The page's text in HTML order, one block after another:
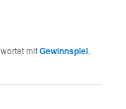
mitGewinnspiel,